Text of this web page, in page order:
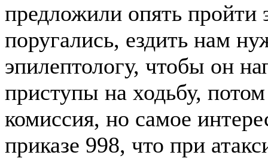
предложили опять
поругались, ездить нам
эпилептологу, чтобы он
приступы на ходьбу,
комиссия, но самое
приказе 998, что при